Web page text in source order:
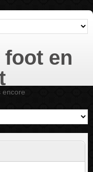
en
encore